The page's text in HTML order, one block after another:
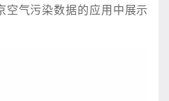
空气污染数据的应用中展示